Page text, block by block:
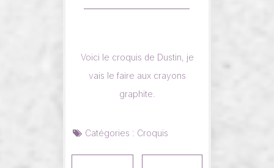
Voici le croquis de Dustin, je
vais le faire aux crayons
graphite.
Catégories : Croquis